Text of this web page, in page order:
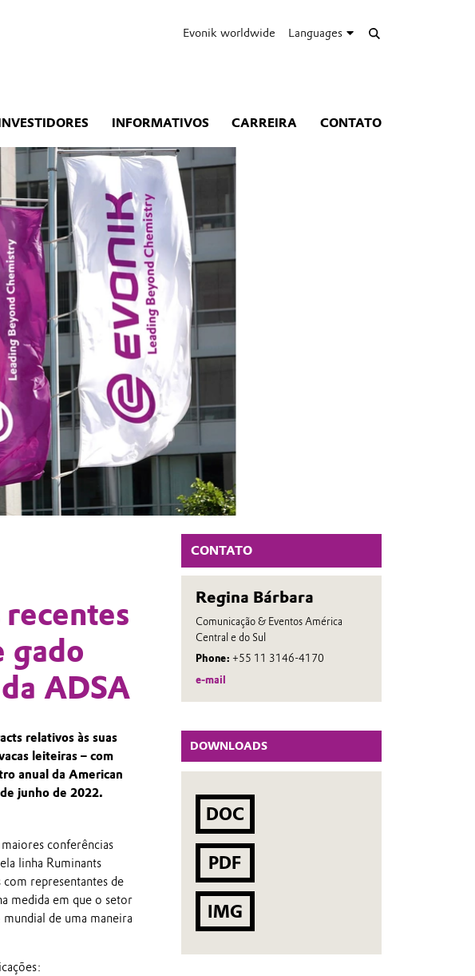
Evonik worldwide Languages
INFORMATIVOS CARREIRA CONTATO
CONTATO
Regina Bárbara
Comunicação & Eventos América
Central e do Sul
Phone: +55 11 3146-4170
e-mail
DOWNLOADS
DOC
PDF
IMG
gado
ADSA
relativos às suas
leiteiras – com
anual da American
junho de 2022.
conferências
linha Ruminants
representantes de
medida em que o setor
de uma maneira